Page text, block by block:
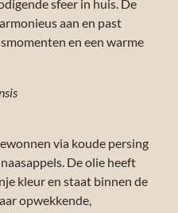
sfeer in huis. De
aan en past
en een warme
via koude persing
De olie heeft
kleur en staat binnen de
opwekkende,